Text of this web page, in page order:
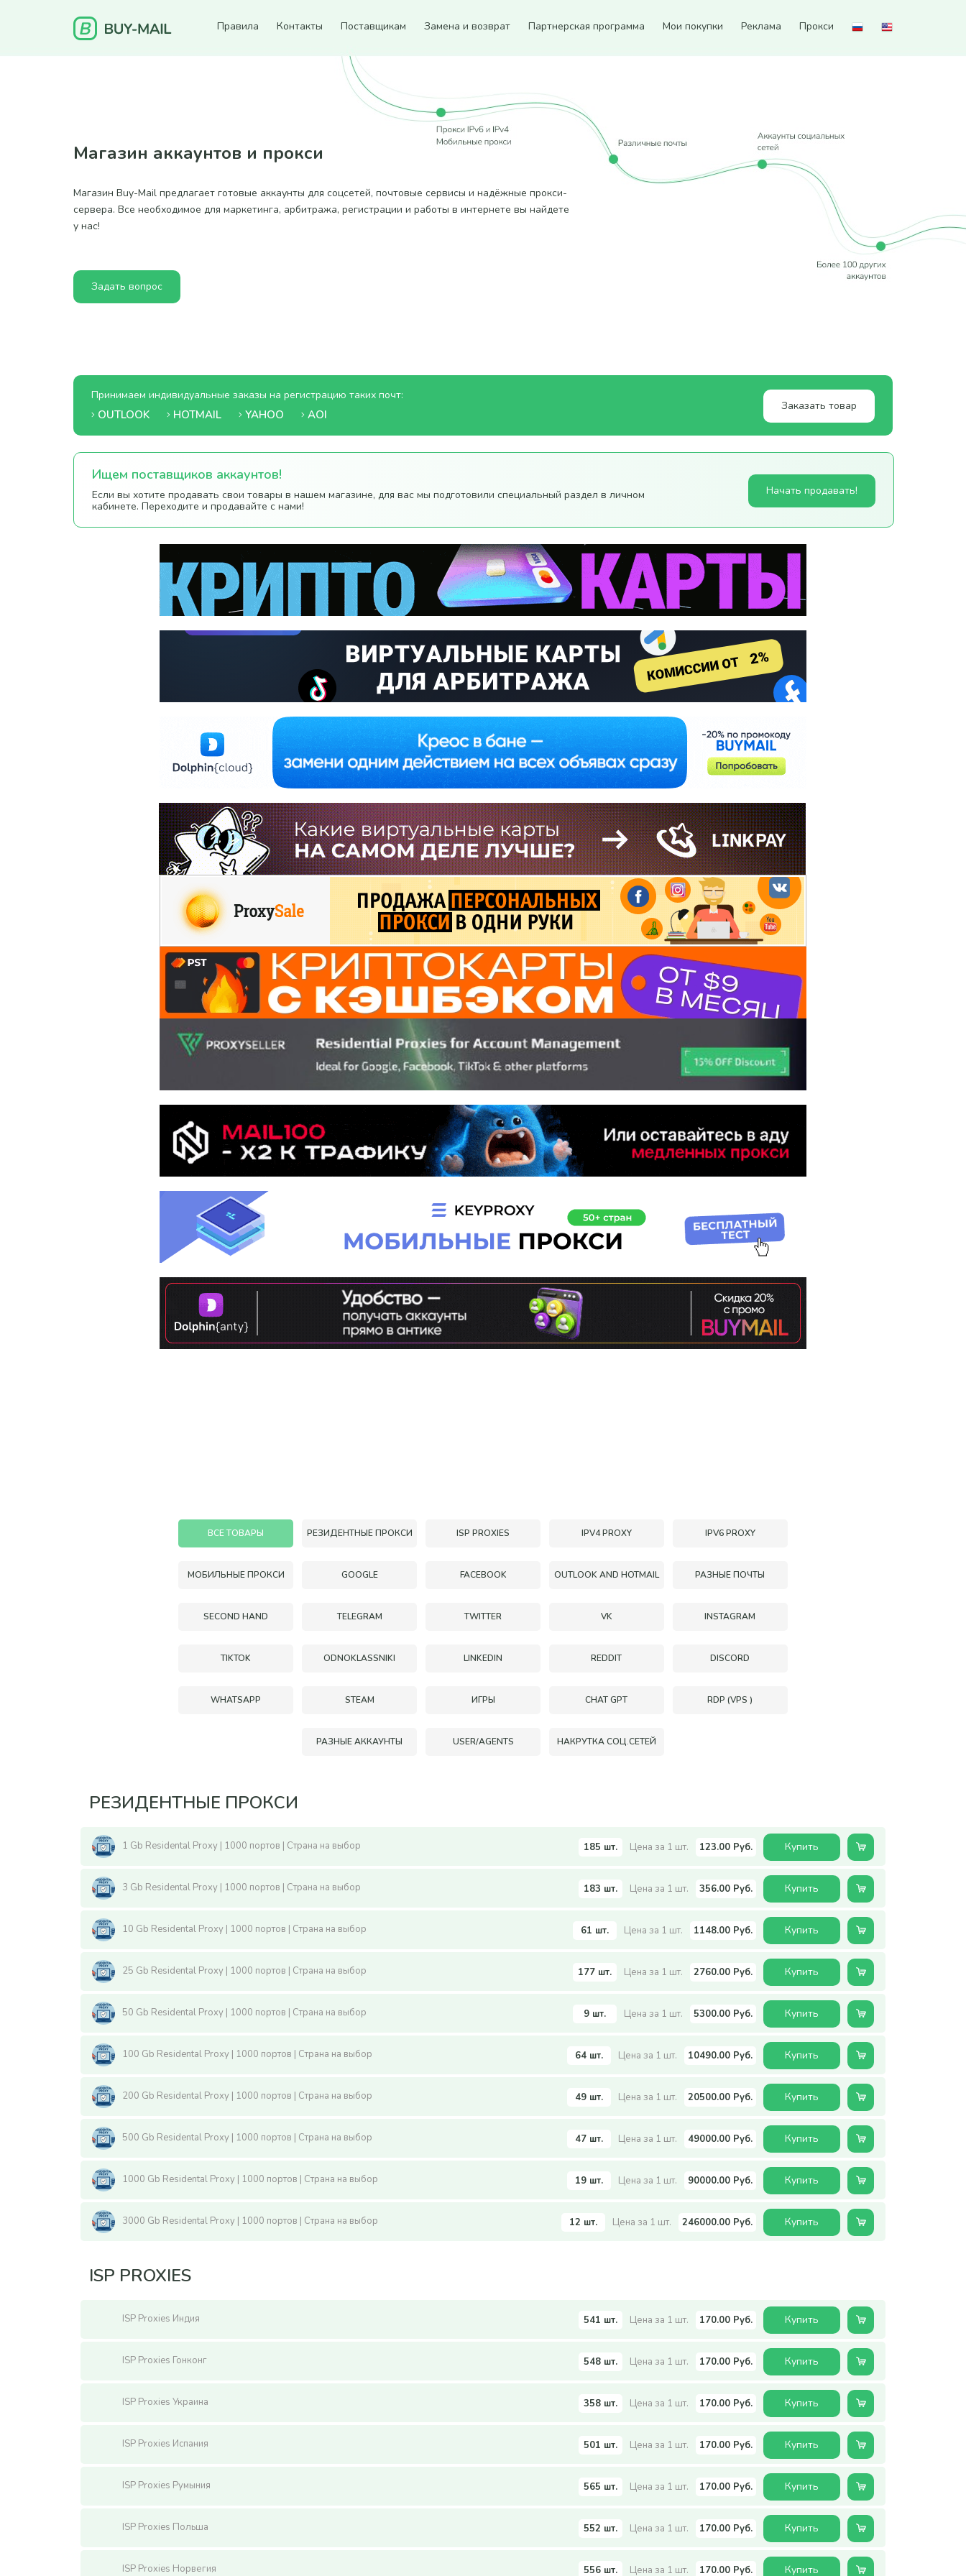
Правила Контакты Поставщикам Замена и возврат Партнерская программа Мои покупки Реклама Прокси
Магазин аккаунтов и прокси
Магазин Buy-Mail предлагает готовые аккаунты для соцсетей, почтовые сервисы и надёжные прокси-
сервера. Все необходимое для маркетинга, арбитража, регистрации и работы в интернете вы найдете
у нас!
Задать вопрос
Заказать товар
Принимаем индивидуальные заказы на регистрацию таких почт:
OUTLOOK HOTMAIL YAHOO AOI
Начать продавать!
Ищем поставщиков аккаунтов!
Если вы хотите продавать свои товары в нашем магазине, для вас мы подготовили специальный раздел в личном
кабинете. Переходите и продавайте с нами!
ВСЕ ТОВАРЫ РЕЗИДЕНТНЫЕ ПРОКСИ ISP PROXIES IPV4 PROXY IPV6 PROXY
МОБИЛЬНЫЕ ПРОКСИ GOOGLE FACEBOOK OUTLOOK AND HOTMAIL РАЗНЫЕ ПОЧТЫ
SECOND HAND TELEGRAM TWITTER VK INSTAGRAM
TIKTOK ODNOKLASSNIKI LINKEDIN REDDIT DISCORD
WHATSAPP STEAM ИГРЫ CHAT GPT RDP (VPS )
РАЗНЫЕ АККАУНТЫ USER/AGENTS НАКРУТКА СОЦ.СЕТЕЙ
РЕЗИДЕНТНЫЕ ПРОКСИ
Купить
123.00 Руб.
Цена за 1 шт.
185 шт.
1 Gb Residental Proxy | 1000 портов | Страна на выбор
Купить
356.00 Руб.
Цена за 1 шт.
183 шт.
3 Gb Residental Proxy | 1000 портов | Страна на выбор
Купить
1148.00 Руб.
Цена за 1 шт.
61 шт.
10 Gb Residental Proxy | 1000 портов | Страна на выбор
Купить
2760.00 Руб.
Цена за 1 шт.
177 шт.
25 Gb Residental Proxy | 1000 портов | Страна на выбор
Купить
5300.00 Руб.
Цена за 1 шт.
9 шт.
50 Gb Residental Proxy | 1000 портов | Страна на выбор
Купить
10490.00 Руб.
Цена за 1 шт.
64 шт.
100 Gb Residental Proxy | 1000 портов | Страна на выбор
Купить
20500.00 Руб.
Цена за 1 шт.
49 шт.
200 Gb Residental Proxy | 1000 портов | Страна на выбор
Купить
49000.00 Руб.
Цена за 1 шт.
47 шт.
500 Gb Residental Proxy | 1000 портов | Страна на выбор
Купить
90000.00 Руб.
Цена за 1 шт.
19 шт.
1000 Gb Residental Proxy | 1000 портов | Страна на выбор
Купить
246000.00 Руб.
Цена за 1 шт.
12 шт.
3000 Gb Residental Proxy | 1000 портов | Страна на выбор
ISP PROXIES
Купить
170.00 Руб.
Цена за 1 шт.
541 шт.
ISP Proxies Индия
Купить
170.00 Руб.
Цена за 1 шт.
548 шт.
ISP Proxies Гонконг
Купить
170.00 Руб.
Цена за 1 шт.
358 шт.
ISP Proxies Украина
Купить
170.00 Руб.
Цена за 1 шт.
501 шт.
ISP Proxies Испания
Купить
170.00 Руб.
Цена за 1 шт.
565 шт.
ISP Proxies Румыния
Купить
170.00 Руб.
Цена за 1 шт.
552 шт.
ISP Proxies Польша
Купить
170.00 Руб.
Цена за 1 шт.
556 шт.
ISP Proxies Норвегия
Всего позиций в корзине
Сумма к оплате (без скидок)
Руб.